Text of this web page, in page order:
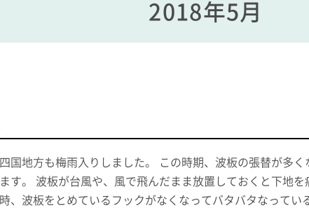
2018年5月
四国地方も梅雨入りしました。 この時期、波板の張替が多
ます。 波板が台風や、風で飛んだまま放置しておくと下地
時、波板をとめているフックがなくなってバタバタなってい